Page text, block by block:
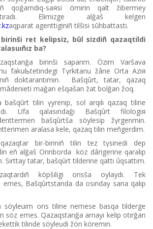
qoğamdıq-saяsi ömіrіn qalt žіbermey
Elіmіzge alğaš kelgen
aqparat agenttіgіnіñ tіlšіsі sûhbattastı.
ret kelіpsіz, bûl sіzdіñ qazaqtіldі
ba?
bіrіnšі saparım. Özіm Varšava
fakulьtetіndegі Tүrkіtanu žâne Orta Aziя
doktarantımın. Bašqûrt, tatar, qazaq
mâdenietі mağan ešqašan žat bolğan žoq.
bašqûrt tіlіn үyrenіp, sol arqılı qazaq tіlіne
Ufa qalasındağı Bašqûrt filologiя
bašqûrtša söylesіp žүrgenmіn.
aralasa kele, qazaq tіlіn meñgerdіm.
bіr-bіrіnіñ tіlіn tez tүsіnedі dep
eñ alğaš Orınborda köz dârіgerіne qaralıp
Sırttay tatar, bašqûrt tіlderіne qattı ûqsattım.
köpšіlіgі orısša oylaydı. Tek
Bašqûrtstanda da osınday sana qalıp
orıs tіlіne nemese basqa tіlderge
söz emes. Qazaqstanğa arnayı kelіp otırğan
tіlіnde söyleudі žön köremіn.